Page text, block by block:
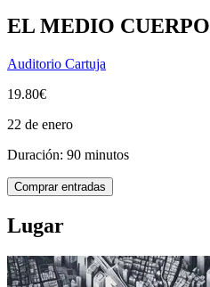
EL MEDIO CUERPO
Auditorio Cartuja
19.80€
22 de enero
Duración: 90 minutos
Comprar entradas
Lugar